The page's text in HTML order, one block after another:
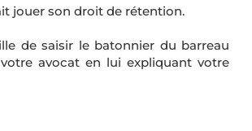
jouer son droit de rétention.
de saisir le batonnier du barreau
avocat en lui expliquant votre